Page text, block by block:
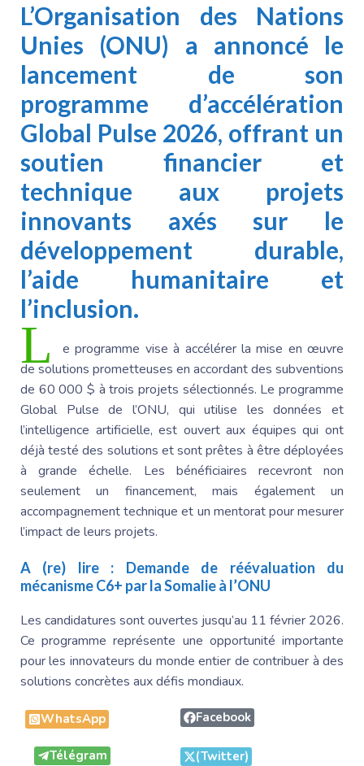
L’Organisation des Nations
Unies (ONU) a annoncé le
lancement de son
programme d’accélération
Global Pulse 2026, offrant un
soutien financier et
technique aux projets
innovants axés sur le
développement durable,
l’aide humanitaire et
l’inclusion.
L
e programme vise à accélérer la mise en œuvre
de solutions prometteuses en accordant des subventions
de 60 000 $ à trois projets sélectionnés. Le programme
Global Pulse de l’ONU, qui utilise les données et
l’intelligence artificielle, est ouvert aux équipes qui ont
déjà testé des solutions et sont prêtes à être déployées
à grande échelle. Les bénéficiaires recevront non
seulement un financement, mais également un
accompagnement technique et un mentorat pour mesurer
l’impact de leurs projets.
A (re) lire : Demande de réévaluation du
mécanisme C6+ par la Somalie à l’ONU
Les candidatures sont ouvertes jusqu’au 11 février 2026.
Ce programme représente une opportunité importante
pour les innovateurs du monde entier de contribuer à des
solutions concrètes aux défis mondiaux.
WhatsApp Facebook
(Twitter)
Télégram